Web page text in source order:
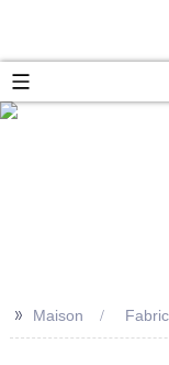
>> Maison